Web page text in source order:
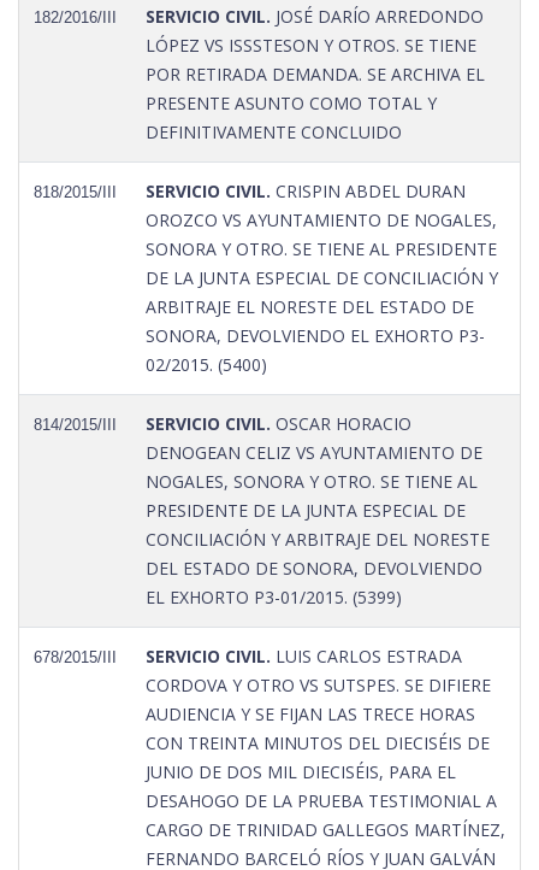
182/2016/III SERVICIO CIVIL. JOSÉ DARÍO ARREDONDO
LÓPEZ VS ISSSTESON Y OTROS. SE TIENE
POR RETIRADA DEMANDA. SE ARCHIVA EL
PRESENTE ASUNTO COMO TOTAL Y
DEFINITIVAMENTE CONCLUIDO
818/2015/III SERVICIO CIVIL. CRISPIN ABDEL DURAN
OROZCO VS AYUNTAMIENTO DE NOGALES,
SONORA Y OTRO. SE TIENE AL PRESIDENTE
DE LA JUNTA ESPECIAL DE CONCILIACIÓN Y
ARBITRAJE EL NORESTE DEL ESTADO DE
SONORA, DEVOLVIENDO EL EXHORTO P3-
02/2015. (5400)
814/2015/III SERVICIO CIVIL. OSCAR HORACIO
DENOGEAN CELIZ VS AYUNTAMIENTO DE
NOGALES, SONORA Y OTRO. SE TIENE AL
PRESIDENTE DE LA JUNTA ESPECIAL DE
CONCILIACIÓN Y ARBITRAJE DEL NORESTE
DEL ESTADO DE SONORA, DEVOLVIENDO
EL EXHORTO P3-01/2015. (5399)
678/2015/III SERVICIO CIVIL. LUIS CARLOS ESTRADA
CORDOVA Y OTRO VS SUTSPES. SE DIFIERE
AUDIENCIA Y SE FIJAN LAS TRECE HORAS
CON TREINTA MINUTOS DEL DIECISÉIS DE
JUNIO DE DOS MIL DIECISÉIS, PARA EL
DESAHOGO DE LA PRUEBA TESTIMONIAL A
CARGO DE TRINIDAD GALLEGOS MARTÍNEZ,
FERNANDO BARCELÓ RÍOS Y JUAN GALVÁN